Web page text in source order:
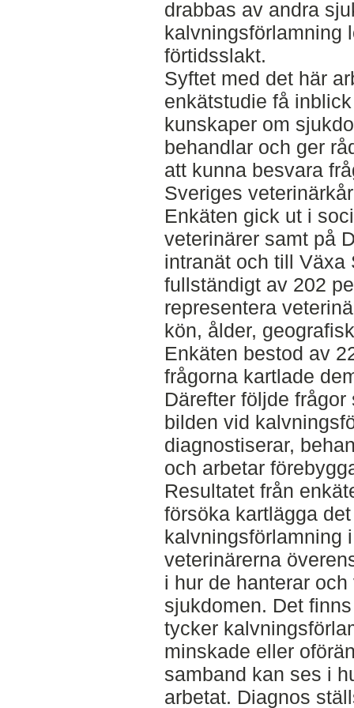
drabbas av andra
kalvningsförlamning
förtidsslakt.
Syftet med det här
enkätstudie få
kunskaper om
behandlar och ger
att kunna besvara
Sveriges
Enkäten gick ut i
veterinärer samt på
intranät och till Växa
fullständigt av 202
representera
kön, ålder,
Enkäten bestod av
frågorna kartlade
Därefter följde
bilden vid
diagnostiserar,
och arbetar
Resultatet från
försöka kartlägga
kalvningsförlamning
veterinärerna
i hur de hanterar
sjukdomen. Det
tycker
minskade eller
samband kan ses i
arbetat. Diagnos